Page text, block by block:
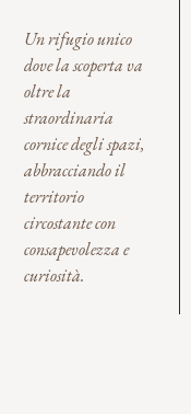
Un rifugio unico
dove la scoperta va
oltre la
straordinaria
cornice degli spazi,
abbracciando il
territorio
circostante con
consapevolezza e
curiosità.